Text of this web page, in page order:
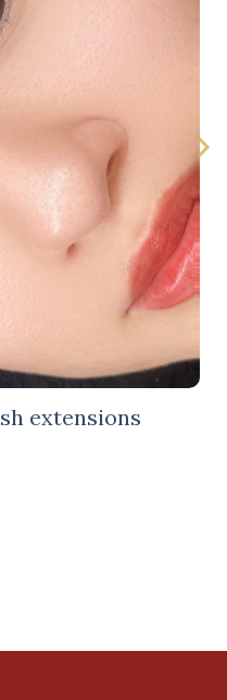
extensions